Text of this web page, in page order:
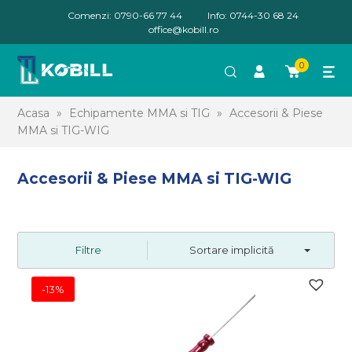
Comenzi: 0790-66 77 44
Info: 0744-30 68 24
office@kobill.ro
0
Acasa » Echipamente MMA si TIG » Accesorii & Piese
MMA si TIG-WIG
Accesorii & Piese MMA si TIG-WIG
Filtre Sortare implicită
-13%